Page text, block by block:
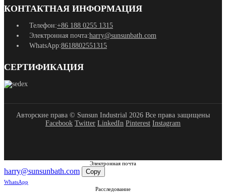
КОНТАКТНАЯ ИНФОРМАЦИЯ
Телефон:+86 188 0255 1315
Электронная почта:harry@sunsunbath.com
WhatsApp:8618802551315
СЕРТИФИКАЦИЯ
Авторские права © Sunsun Industrial 2026 Все права защищены
Facebook Twitter LinkedIn Pinterest Instagram
Электронная почта
harry@sunsunbath.com Copy
WhatsApp
Расследование